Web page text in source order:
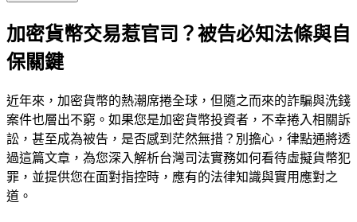
加密貨幣交易惹官司？被告必知法條與自
保關鍵
近年來，加密貨幣的熱潮席捲全球，但隨之而來的詐騙與洗錢
案件也層出不窮。如果您是加密貨幣投資者，不幸捲入相關訴
訟，甚至成為被告，是否感到茫然無措？別擔心，律點通將透
過這篇文章，為您深入解析台灣司法實務如何看待虛擬貨幣犯
罪，並提供您在面對指控時，應有的法律知識與實用應對之
道。